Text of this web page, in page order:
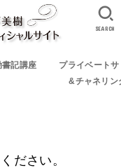
書記講座
プライベート
&チャネリン
SEARCH
ださい。